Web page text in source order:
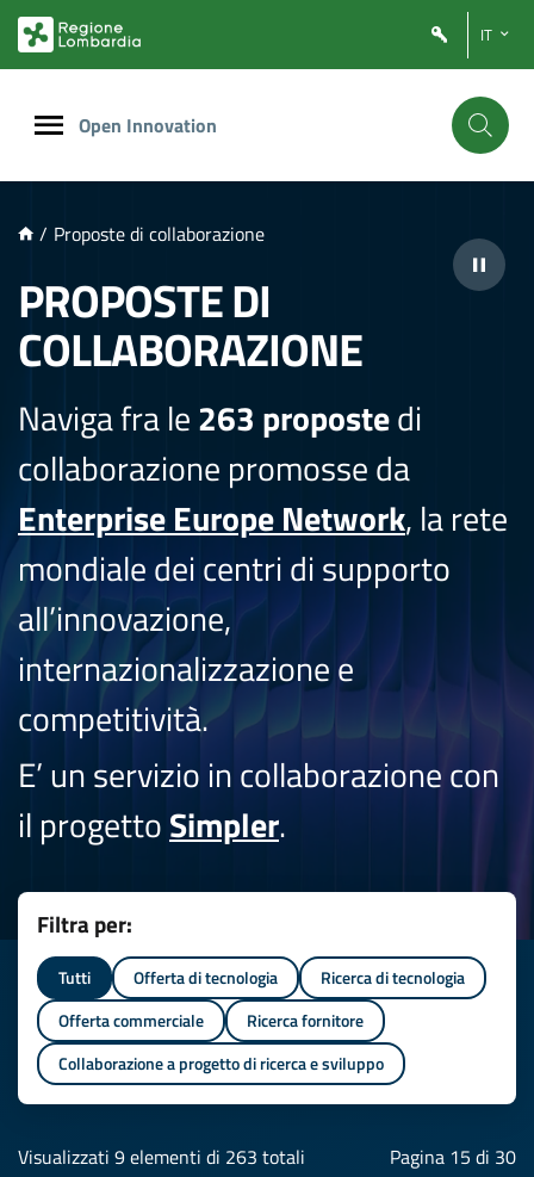
PRINCIPALE
IT
Open Innovation
/ Proposte di collaborazione
PROPOSTE DI
COLLABORAZIONE
Naviga fra le263 propostedi
collaborazione promosse da
Enterprise Europe Network, la rete
mondiale dei centri di supporto
all’innovazione,
internazionalizzazione e
competitività.
E’ un servizio in collaborazione con
il progettoSimpler.
Filtra per:
Tutti Offerta di tecnologia
Ricerca di tecnologia
Offerta commerciale
Ricerca fornitore
Collaborazione a progetto di ricerca e sviluppo
Visualizzati 9 elementi di 263 totali Pagina 15 di 30